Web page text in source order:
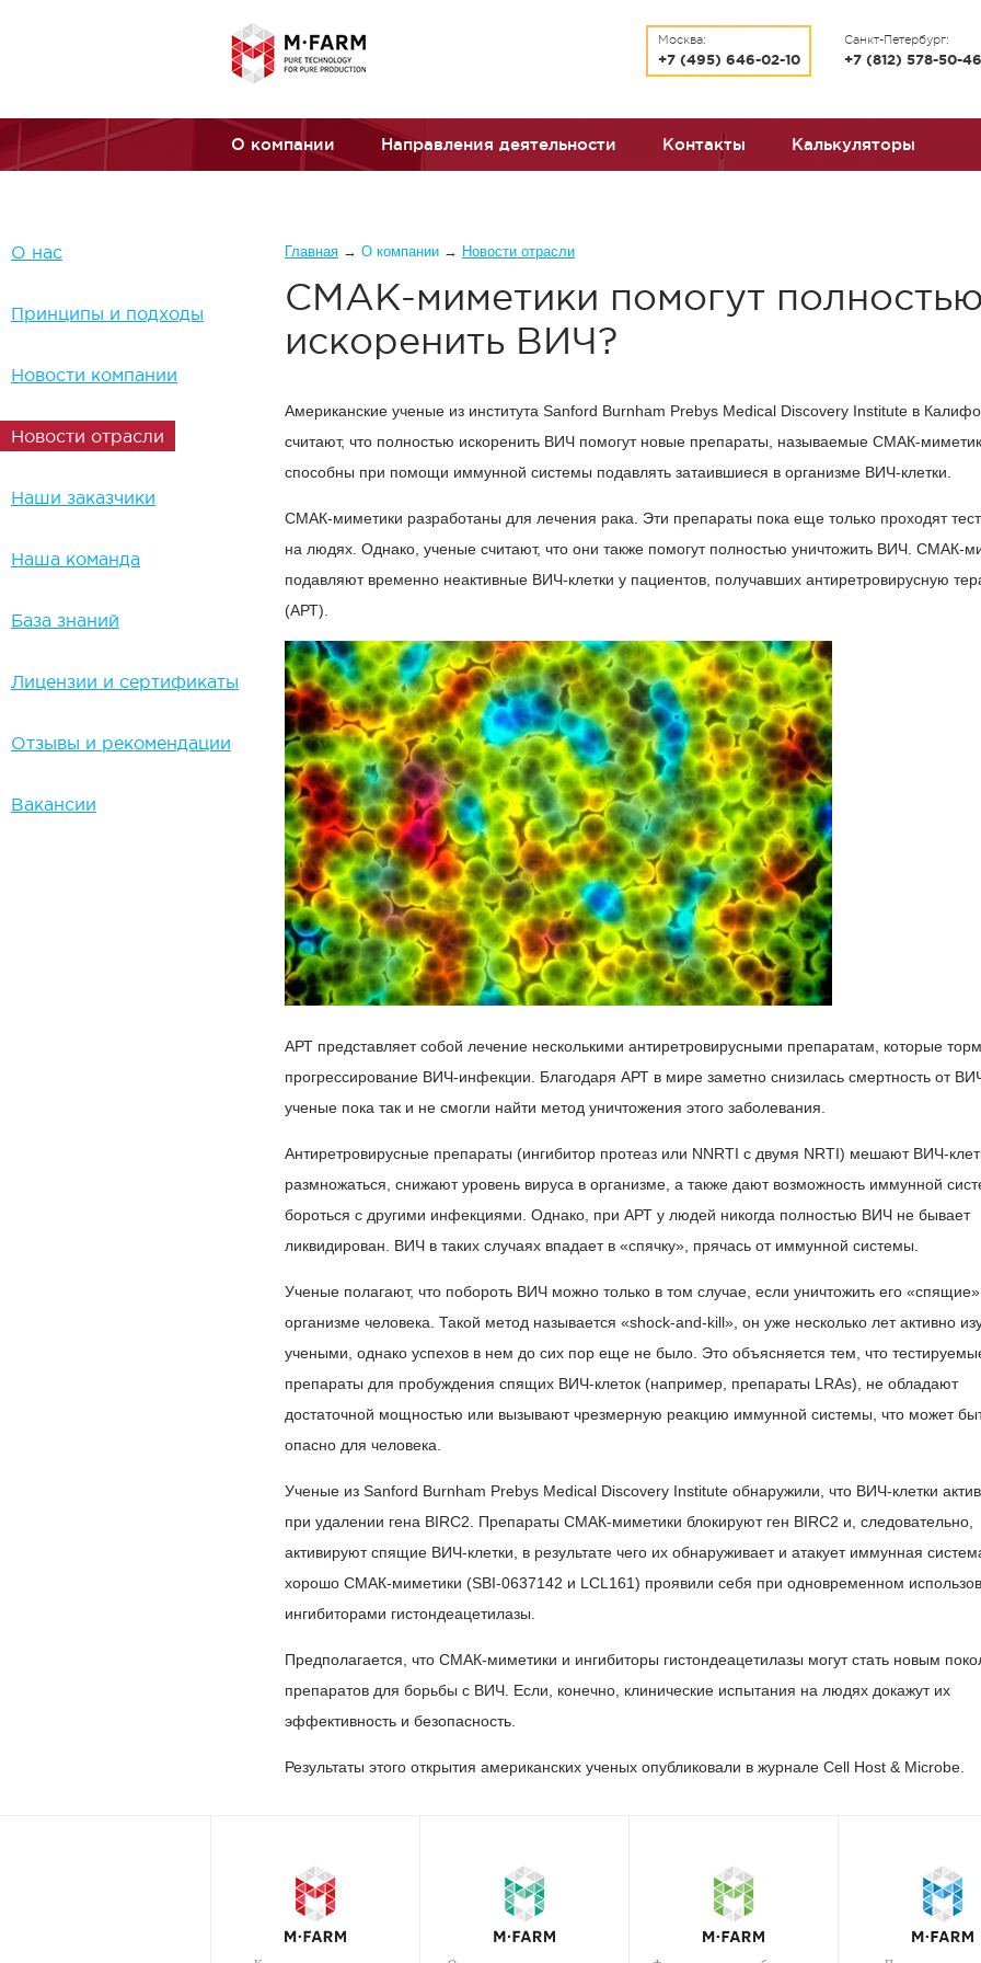
Москва:
+7 (495) 646-02-10
Санкт-Петербург:
+7 (812) 578-50-46
О компании Направления деятельности Контакты Калькуляторы
О нас
Принципы и подходы
Новости компании
Новости отрасли
Наши заказчики
Наша команда
База знаний
Лицензии и сертификаты
Отзывы и рекомендации
Вакансии
Вы здесь
Главная → О компании → Новости отрасли
СМАК-миметики помогут полностью
искоренить ВИЧ?
Американские ученые из института Sanford Burnham Prebys Medical Discovery Institute в
считают, что полностью искоренить ВИЧ помогут новые препараты, называемые СМАК-
способны при помощи иммунной системы подавлять затаившиеся в организме ВИЧ-клетки.
СМАК-миметики разработаны для лечения рака. Эти препараты пока еще только проходят
на людях. Однако, ученые считают, что они также помогут полностью уничтожить ВИЧ. СМАК-
подавляют временно неактивные ВИЧ-клетки у пациентов, получавших антиретровирусную
(АРТ).
АРТ представляет собой лечение несколькими антиретровирусными препаратам, которые
прогрессирование ВИЧ-инфекции. Благодаря АРТ в мире заметно снизилась смертность от
ученые пока так и не смогли найти метод уничтожения этого заболевания.
Антиретровирусные препараты (ингибитор протеаз или NNRTI с двумя NRTI) мешают ВИЧ-
размножаться, снижают уровень вируса в организме, а также дают возможность иммунной
бороться с другими инфекциями. Однако, при АРТ у людей никогда полностью ВИЧ не бывает
ликвидирован. ВИЧ в таких случаях впадает в «спячку», прячась от иммунной системы.
Ученые полагают, что побороть ВИЧ можно только в том случае, если уничтожить его «спящие»
организме человека. Такой метод называется «shock-and-kill», он уже несколько лет активно
учеными, однако успехов в нем до сих пор еще не было. Это объясняется тем, что
препараты для пробуждения спящих ВИЧ-клеток (например, препараты LRAs), не обладают
достаточной мощностью или вызывают чрезмерную реакцию иммунной системы, что может
опасно для человека.
Ученые из Sanford Burnham Prebys Medical Discovery Institute обнаружили, что ВИЧ-клетки
при удалении гена BIRC2. Препараты СМАК-миметики блокируют ген BIRC2 и, следовательно,
активируют спящие ВИЧ-клетки, в результате чего их обнаруживает и атакует иммунная
хорошо СМАК-миметики (SBI-0637142 и LCL161) проявили себя при одновременном
ингибиторами гистондеацетилазы.
Предполагается, что СМАК-миметики и ингибиторы гистондеацетилазы могут стать новым
препаратов для борьбы с ВИЧ. Если, конечно, клинические испытания на людях докажут их
эффективность и безопасность.
Результаты этого открытия американских ученых опубликовали в журнале Cell Host & Microbe.